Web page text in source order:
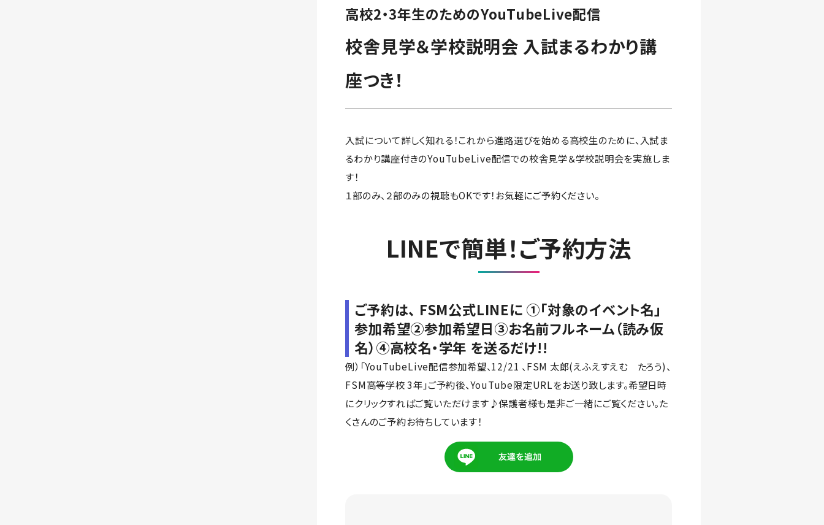
高校2・3年生のためのYouTubeLive配信
校舎見学＆学校説明会 入試まるわかり講
座つき！
入試について詳しく知れる！これから進路選びを始める高校生のために、入試ま
るわかり講座付きのYouTubeLive配信での校舎見学＆学校説明会を実施しま
す！
１部のみ、２部のみの視聴もOKです！お気軽にご予約ください。
LINEで簡単！ご予約方法
ご予約は、 FSM公式LINEに ①「対象のイベント名」
参加希望②参加希望日③お名前フルネーム（読み仮
名）④高校名・学年 を送るだけ!!
例）「YouTubeLive配信参加希望、12/21 、FSM 太郎(えふえすえむ たろう)、
FSM高等学校 3年」ご予約後、YouTube限定URLをお送り致します。希望日時
にクリックすればご覧いただけます♪保護者様も是非ご一緒にご覧ください。た
くさんのご予約お待ちしています！